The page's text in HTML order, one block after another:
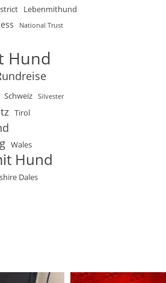
Lebenmithund
National Trust
Hund
Schweiz Silvester
Tirol
Wales
Hund
Dales